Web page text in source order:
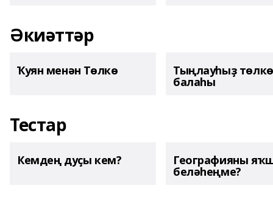
Әкиәттәр
Ҡуян менән Төлкө Тыңлауһыҙ төлкө
балаһы
Тестар
Кемдең дуҫы кем? Географияны
беләһеңме?